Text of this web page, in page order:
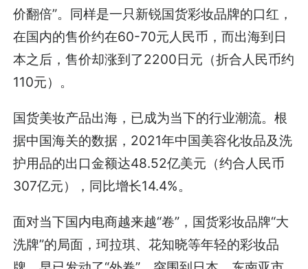
价翻倍”。同样是一只新锐国货彩妆品牌的口红，
在国内的售价约在60-70元人民币，而出海到日
本之后，售价却涨到了2200日元（折合人民币约
110元）。
国货美妆产品出海，已成为当下的行业潮流。根
据中国海关的数据，2021年中国美容化妆品及洗
护用品的出口金额达48.52亿美元（约合人民币
307亿元），同比增长14.4%。
面对当下国内电商越来越“卷”，国货彩妆品牌“大
洗牌”的局面，珂拉琪、花知晓等年轻的彩妆品